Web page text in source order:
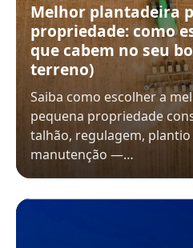
Melhor plantadeira
propriedade: como
que cabem no seu
terreno)
Saiba como escolher a
pequena propriedade
talhão, regulagem,
manutenção —…